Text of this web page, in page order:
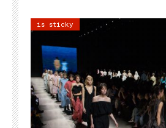
is sticky